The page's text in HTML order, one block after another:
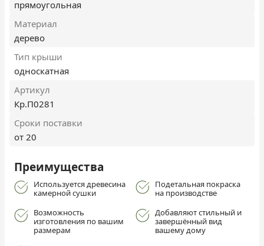
прямоугольная
Материал
дерево
Тип крыши
односкатная
Артикул
Кр.П0281
Сроки поставки
от 20
Преимущества
Используется древесина
камерной сушки
Подетальная покраска
на производстве
Возможность
изготовления по вашим
размерам
Добавляют стильный и
завершённый вид
вашему дому